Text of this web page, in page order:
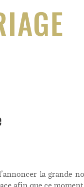
la grande